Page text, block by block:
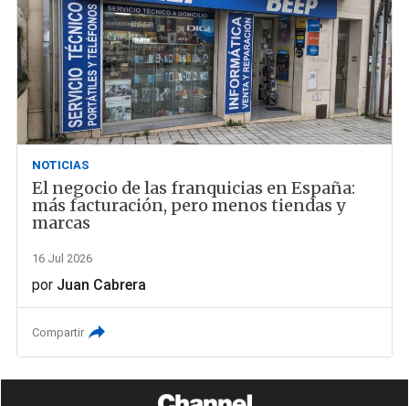
NOTICIAS
El negocio de las franquicias en España:
más facturación, pero menos tiendas y
marcas
16 Jul 2026
por Juan Cabrera
Compartir